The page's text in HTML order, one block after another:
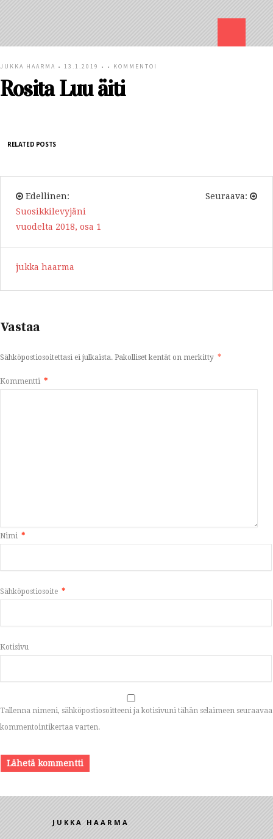
JUKKA HAARMA • 13.1.2019 • • KOMMENTOI
Rosita Luu äiti
RELATED POSTS
Edellinen:
Suosikkilevyjäni
vuodelta 2018, osa 1
Seuraava:
jukka haarma
Vastaa
Sähköpostiosoitettasi ei julkaista. Pakolliset kentät on merkitty *
Kommentti *
Nimi *
Sähköpostiosoite *
Kotisivu
Tallenna nimeni, sähköpostiosoitteeni ja kotisivuni tähän selaimeen seuraavaa
kommentointikertaa varten.
JUKKA HAARMA